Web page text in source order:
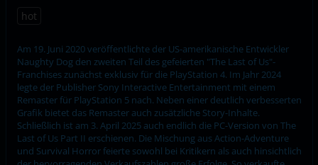
hot
Am 19. Juni 2020 veröffentlichte der US-amerikanische Entwickler
Naughty Dog den zweiten Teil des gefeierten "The Last of Us"-
Franchises zunächst exklusiv für die PlayStation 4. Im Jahr 2024
legte der Publisher Sony Interactive Entertainment mit einem
Remaster für PlayStation 5 nach. Neben einer deutlich verbesserten
Grafik bietet das Remaster auch zusätzliche Story-Inhalte.
Schließlich ist am 3. April 2025 auch endlich die PC-Version von The
Last of Us Part II erschienen. Die Mischung aus Action-Adventure
und Survival Horror feierte sowohl bei Kritikern als auch hinsichtlich